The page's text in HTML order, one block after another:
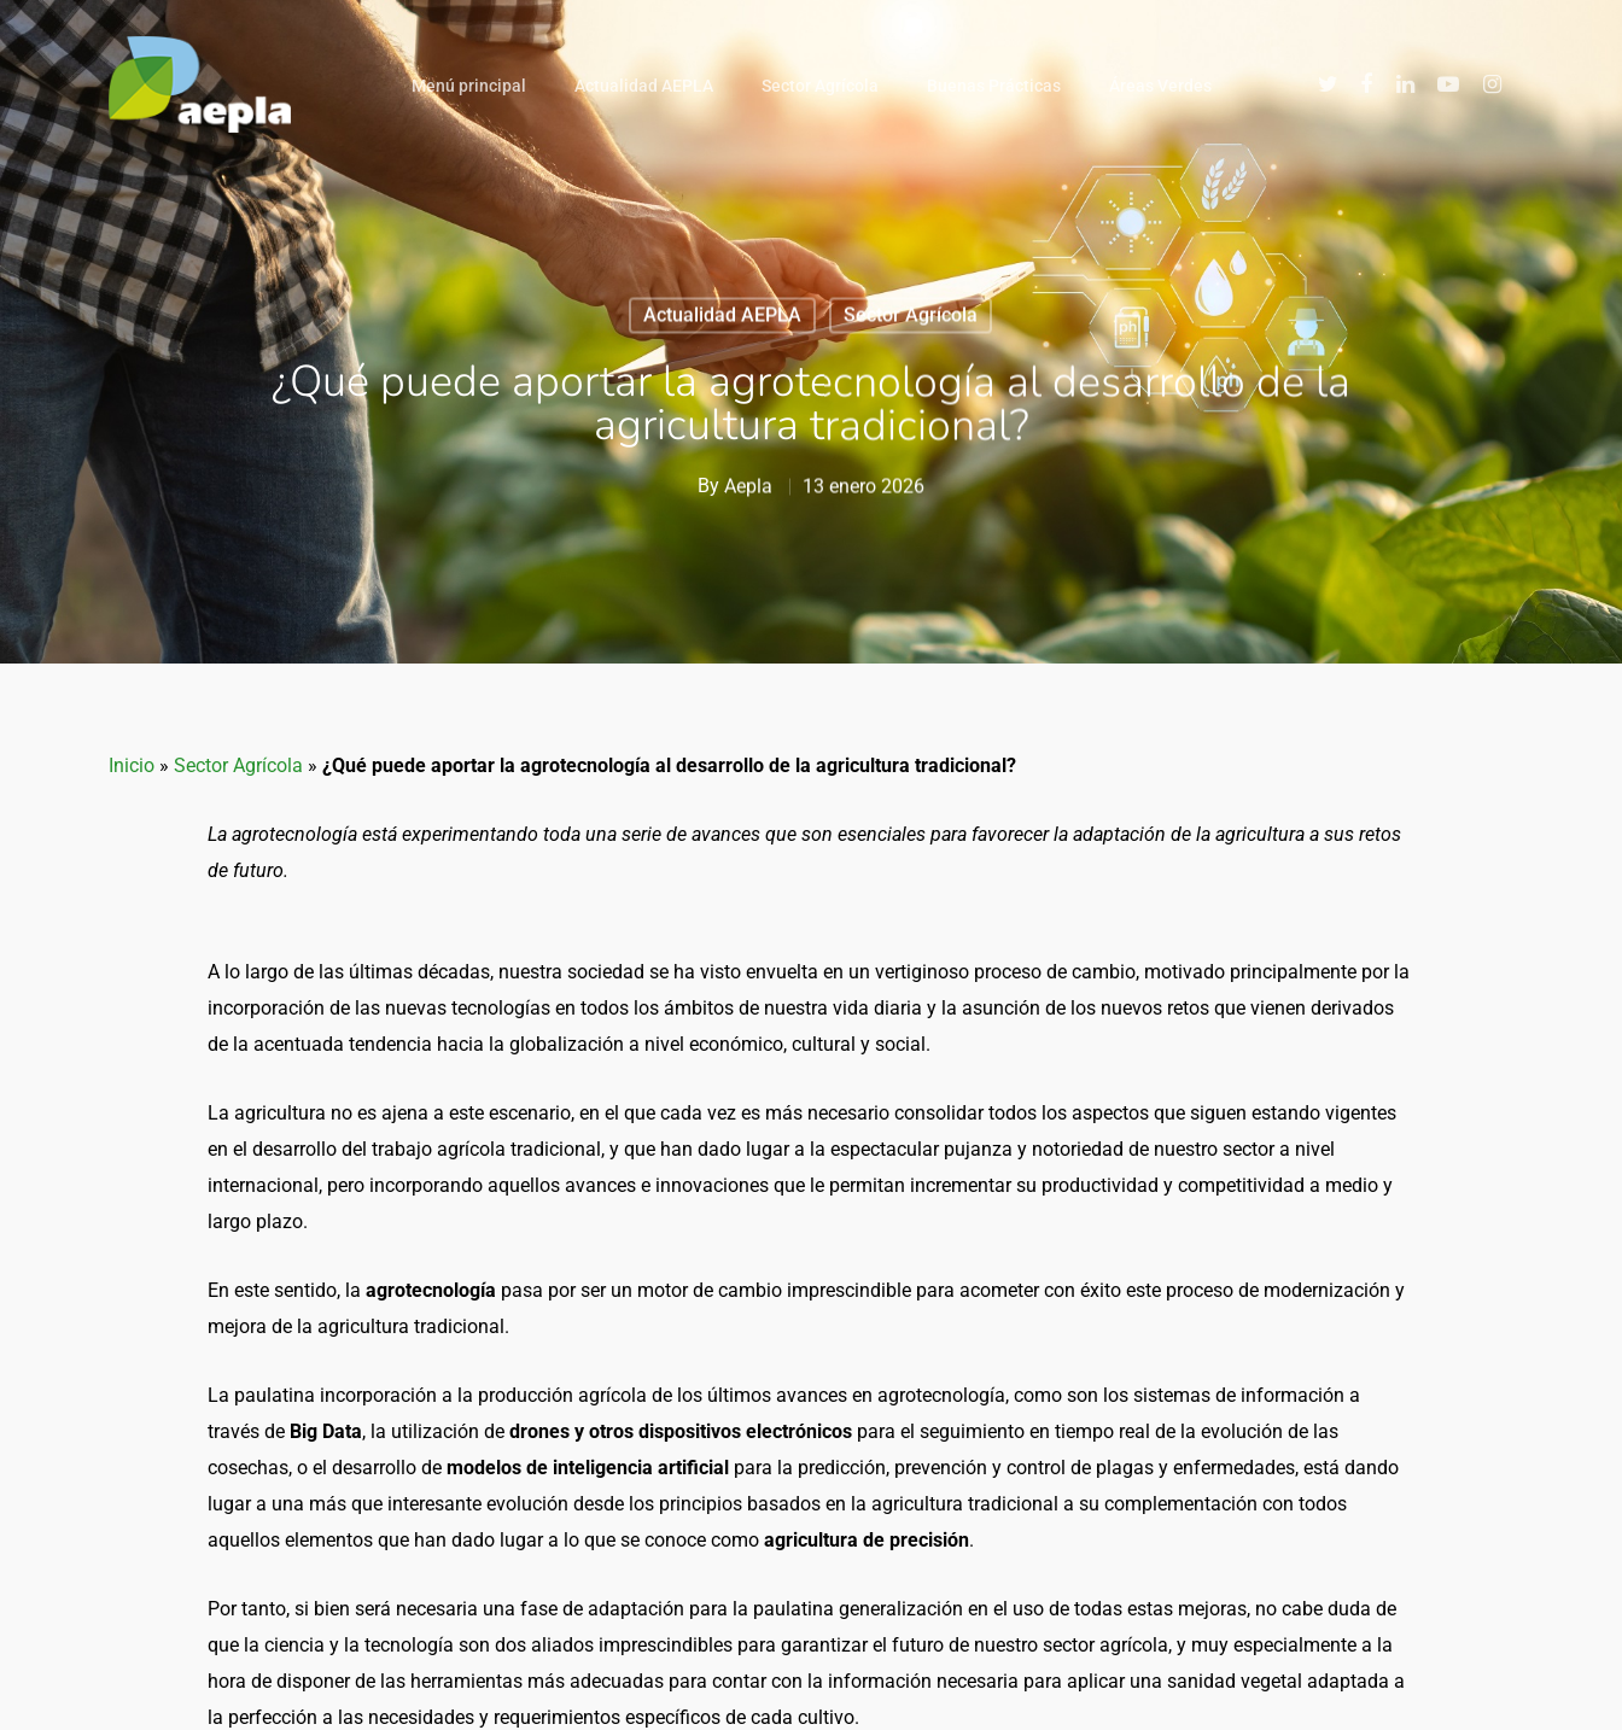
Menú principal Actualidad AEPLA Sector Agrícola Buenas Prácticas Áreas Verdes
Actualidad AEPLA Sector Agrícola
¿Qué puede aportar la agrotecnología al desarrollo de la
agricultura tradicional?
By Aepla 13 enero 2026
Inicio » Sector Agrícola » ¿Qué puede aportar la agrotecnología al desarrollo de la agricultura tradicional?
La agrotecnología está experimentando toda una serie de avances que son esenciales para favorecer la adaptación de la agricultura a sus retos
de futuro.
A lo largo de las últimas décadas, nuestra sociedad se ha visto envuelta en un vertiginoso proceso de cambio, motivado principalmente por la
incorporación de las nuevas tecnologías en todos los ámbitos de nuestra vida diaria y la asunción de los nuevos retos que vienen derivados
de la acentuada tendencia hacia la globalización a nivel económico, cultural y social.
La agricultura no es ajena a este escenario, en el que cada vez es más necesario consolidar todos los aspectos que siguen estando vigentes
en el desarrollo del trabajo agrícola tradicional, y que han dado lugar a la espectacular pujanza y notoriedad de nuestro sector a nivel
internacional, pero incorporando aquellos avances e innovaciones que le permitan incrementar su productividad y competitividad a medio y
largo plazo.
En este sentido, la agrotecnología pasa por ser un motor de cambio imprescindible para acometer con éxito este proceso de modernización y
mejora de la agricultura tradicional.
La paulatina incorporación a la producción agrícola de los últimos avances en agrotecnología, como son los sistemas de información a
través de Big Data, la utilización de drones y otros dispositivos electrónicos para el seguimiento en tiempo real de la evolución de las
cosechas, o el desarrollo de modelos de inteligencia artificial para la predicción, prevención y control de plagas y enfermedades, está dando
lugar a una más que interesante evolución desde los principios basados en la agricultura tradicional a su complementación con todos
aquellos elementos que han dado lugar a lo que se conoce como agricultura de precisión.
Por tanto, si bien será necesaria una fase de adaptación para la paulatina generalización en el uso de todas estas mejoras, no cabe duda de
que la ciencia y la tecnología son dos aliados imprescindibles para garantizar el futuro de nuestro sector agrícola, y muy especialmente a la
hora de disponer de las herramientas más adecuadas para contar con la información necesaria para aplicar una sanidad vegetal adaptada a
la perfección a las necesidades y requerimientos específicos de cada cultivo.